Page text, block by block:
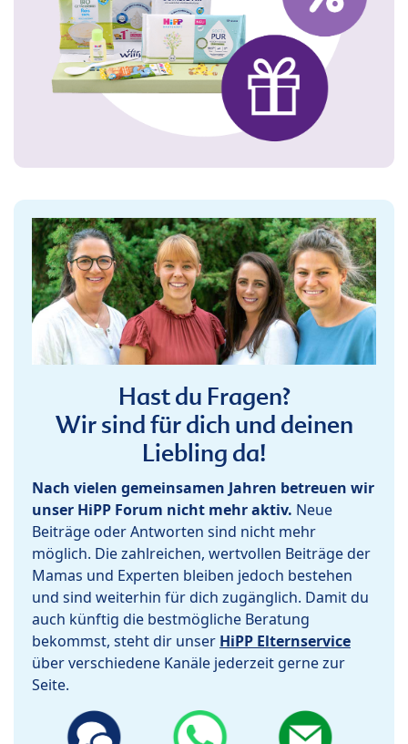
Hast du Fragen?
Wir sind für dich und deinen
Liebling da!
Nach vielen gemeinsamen Jahren betreuen wir
unser HiPP Forum nicht mehr aktiv. Neue
Beiträge oder Antworten sind nicht mehr
möglich. Die zahlreichen, wertvollen Beiträge der
Mamas und Experten bleiben jedoch bestehen
und sind weiterhin für dich zugänglich. Damit du
auch künftig die bestmögliche Beratung
bekommst, steht dir unser HiPP Elternservice
über verschiedene Kanäle jederzeit gerne zur
Seite.